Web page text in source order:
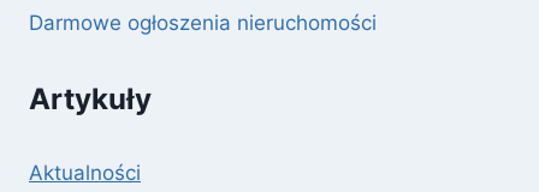
Darmowe ogłoszenia nieruchomości
Artykuły
Aktualności